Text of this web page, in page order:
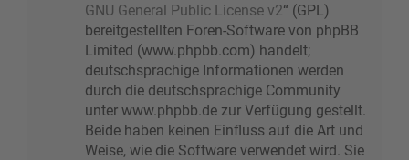
GNU General Public License v2“ (GPL)
bereitgestellten Foren-Software von phpBB
Limited (www.phpbb.com) handelt;
deutschsprachige Informationen werden
durch die deutschsprachige Community
unter www.phpbb.de zur Verfügung gestellt.
Beide haben keinen Einfluss auf die Art und
Weise, wie die Software verwendet wird. Sie